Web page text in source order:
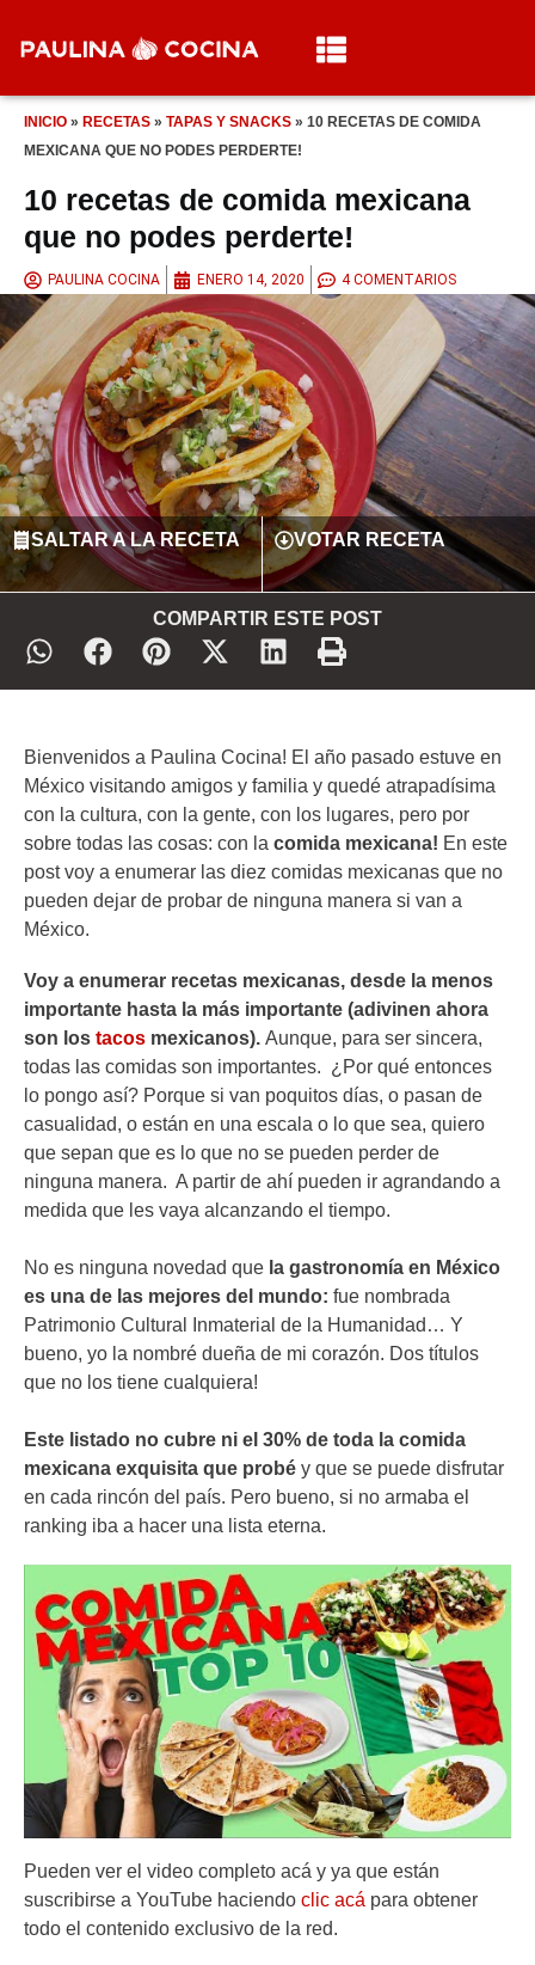
INICIO » RECETAS » TAPAS Y SNACKS » 10 RECETAS DE COMIDA
MEXICANA QUE NO PODES PERDERTE!
10 recetas de comida mexicana
que no podes perderte!
PAULINA COCINA ENERO 14, 2020 4 COMENTARIOS
SALTAR A LA RECETA VOTAR RECETA
COMPARTIR ESTE POST
Bienvenidos a Paulina Cocina! El año pasado estuve en
México visitando amigos y familia y quedé atrapadísima
con la cultura, con la gente, con los lugares, pero por
sobre todas las cosas: con la comida mexicana! En este
post voy a enumerar las diez comidas mexicanas que no
pueden dejar de probar de ninguna manera si van a
México.
Voy a enumerar recetas mexicanas, desde la menos
importante hasta la más importante (adivinen ahora
son los tacos mexicanos). Aunque, para ser sincera,
todas las comidas son importantes. ¿Por qué entonces
lo pongo así? Porque si van poquitos días, o pasan de
casualidad, o están en una escala o lo que sea, quiero
que sepan que es lo que no se pueden perder de
ninguna manera. A partir de ahí pueden ir agrandando a
medida que les vaya alcanzando el tiempo.
No es ninguna novedad que la gastronomía en México
es una de las mejores del mundo: fue nombrada
Patrimonio Cultural Inmaterial de la Humanidad… Y
bueno, yo la nombré dueña de mi corazón. Dos títulos
que no los tiene cualquiera!
Este listado no cubre ni el 30% de toda la comida
mexicana exquisita que probé y que se puede disfrutar
en cada rincón del país. Pero bueno, si no armaba el
ranking iba a hacer una lista eterna.
Pueden ver el video completo acá y ya que están
suscribirse a YouTube haciendo clic acá para obtener
todo el contenido exclusivo de la red.